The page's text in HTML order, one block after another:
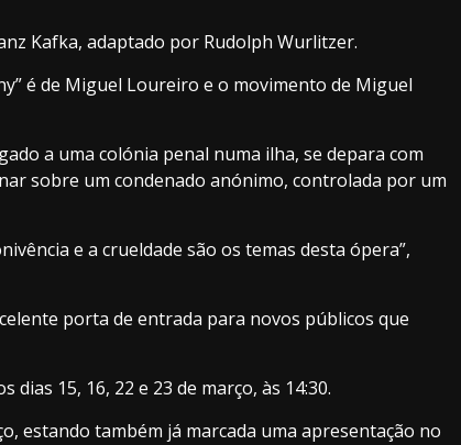
Kafka, adaptado por Rudolph Wurlitzer.
é de Miguel Loureiro e o movimento de Miguel
a uma colónia penal numa ilha, se depara com
sobre um condenado anónimo, controlada por um
e a crueldade são os temas desta ópera”,
porta de entrada para novos públicos que
15, 16, 22 e 23 de março, às 14:30.
estando também já marcada uma apresentação no